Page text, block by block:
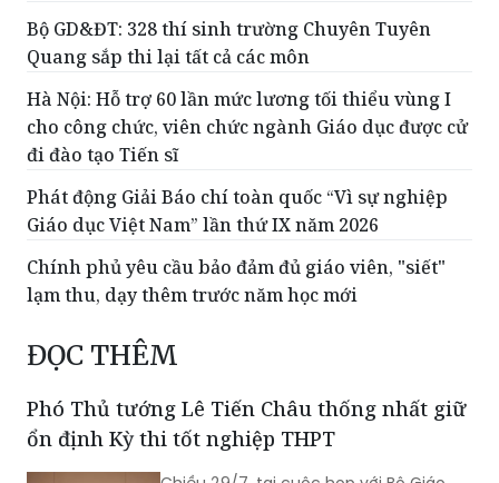
Bộ GD&ĐT: 328 thí sinh trường Chuyên Tuyên
Quang sắp thi lại tất cả các môn
Hà Nội: Hỗ trợ 60 lần mức lương tối thiểu vùng I
cho công chức, viên chức ngành Giáo dục được cử
đi đào tạo Tiến sĩ
Phát động Giải Báo chí toàn quốc “Vì sự nghiệp
Giáo dục Việt Nam” lần thứ IX năm 2026
Chính phủ yêu cầu bảo đảm đủ giáo viên, "siết"
lạm thu, dạy thêm trước năm học mới
ĐỌC THÊM
Phó Thủ tướng Lê Tiến Châu thống nhất giữ
ổn định Kỳ thi tốt nghiệp THPT